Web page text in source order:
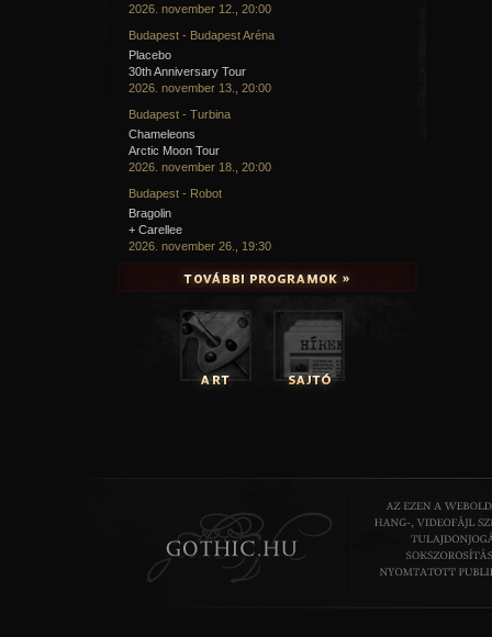
2026. november 12., 20:00
Budapest - Budapest Aréna
Placebo
30th Anniversary Tour
2026. november 13., 20:00
Budapest - Turbina
Chameleons
Arctic Moon Tour
2026. november 18., 20:00
Budapest - Robot
Bragolin
+ Carellee
2026. november 26., 19:30